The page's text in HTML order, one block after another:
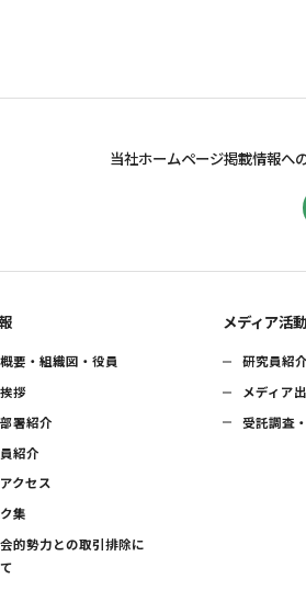
当社ホームページ掲載情報へ
要・組織図・役員
拶
署紹介
紹介
クセス
集
的勢力との取引排除に
メディア活動
研究員紹介
メディア
受託調査